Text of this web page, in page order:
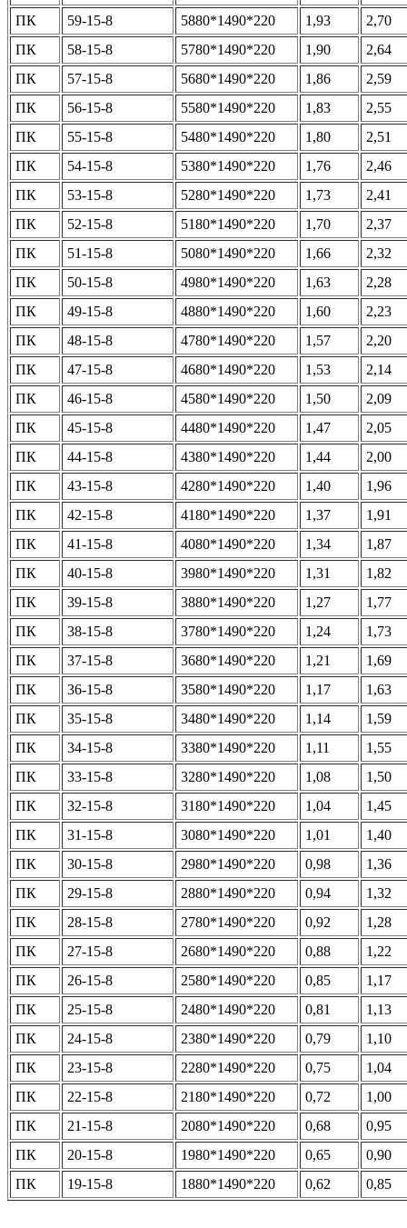
ПК
59-15-8 5880*1490*220 1,93
2,70
ПК
58-15-8 5780*1490*220 1,90
2,64
ПК
57-15-8 5680*1490*220 1,86
2,59
ПК
56-15-8 5580*1490*220 1,83
2,55
ПК
55-15-8 5480*1490*220 1,80
2,51
ПК
54-15-8 5380*1490*220 1,76
2,46
ПК
53-15-8 5280*1490*220 1,73
2,41
ПК
52-15-8 5180*1490*220 1,70
2,37
ПК
51-15-8 5080*1490*220 1,66
2,32
ПК
50-15-8 4980*1490*220 1,63
2,28
ПК
49-15-8 4880*1490*220 1,60
2,23
ПК
48-15-8 4780*1490*220 1,57
2,20
ПК
47-15-8 4680*1490*220 1,53
2,14
ПК
46-15-8 4580*1490*220 1,50
2,09
ПК
45-15-8 4480*1490*220 1,47
2,05
ПК
44-15-8 4380*1490*220 1,44
2,00
ПК
43-15-8 4280*1490*220 1,40
1,96
ПК
42-15-8 4180*1490*220 1,37
1,91
ПК
41-15-8 4080*1490*220 1,34
1,87
ПК
40-15-8 3980*1490*220 1,31
1,82
ПК
39-15-8 3880*1490*220 1,27
1,77
ПК
38-15-8 3780*1490*220 1,24
1,73
ПК
37-15-8 3680*1490*220 1,21
1,69
ПК
36-15-8 3580*1490*220 1,17
1,63
ПК
35-15-8 3480*1490*220 1,14
1,59
ПК
34-15-8 3380*1490*220 1,11
1,55
ПК
33-15-8 3280*1490*220 1,08
1,50
ПК
32-15-8 3180*1490*220 1,04
1,45
ПК
31-15-8 3080*1490*220 1,01
1,40
ПК
30-15-8 2980*1490*220 0,98
1,36
ПК
29-15-8 2880*1490*220 0,94
1,32
ПК
28-15-8 2780*1490*220 0,92
1,28
ПК
27-15-8 2680*1490*220 0,88
1,22
ПК
26-15-8 2580*1490*220 0,85
1,17
ПК
25-15-8 2480*1490*220 0,81
1,13
ПК
24-15-8 2380*1490*220 0,79
1,10
ПК
23-15-8 2280*1490*220 0,75
1,04
ПК
22-15-8 2180*1490*220 0,72
1,00
ПК
21-15-8 2080*1490*220 0,68
0,95
ПК
20-15-8 1980*1490*220 0,65
0,90
ПК
19-15-8 1880*1490*220 0,62 0,85